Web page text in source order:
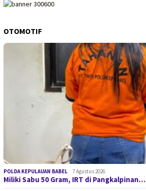
OTOMOTIF
POLDA KEPULAUAN BABEL 7 Agustus 2026
Miliki Sabu 50 Gram, IRT di Pangkalpinan…